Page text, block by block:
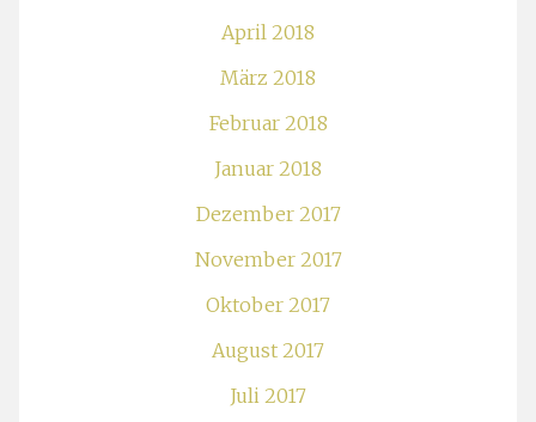
April 2018
März 2018
Februar 2018
Januar 2018
Dezember 2017
November 2017
Oktober 2017
August 2017
Juli 2017